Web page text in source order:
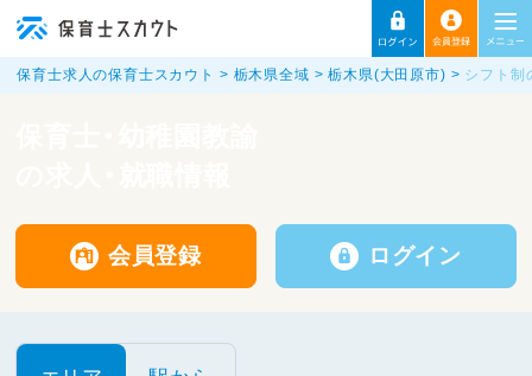
保育士求人の保育士スカウト 栃木県全域 栃木県(大田原市) シフト制
会員登録 ログイン